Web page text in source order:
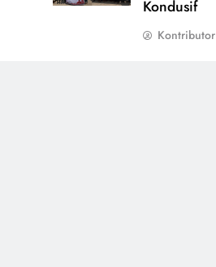
Kondusif
Kontributor